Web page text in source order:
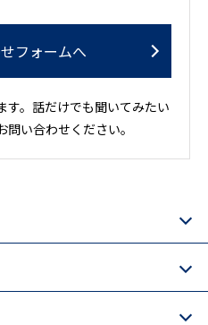
フォームへ
す。話だけでも聞いてみたい
い合わせください。